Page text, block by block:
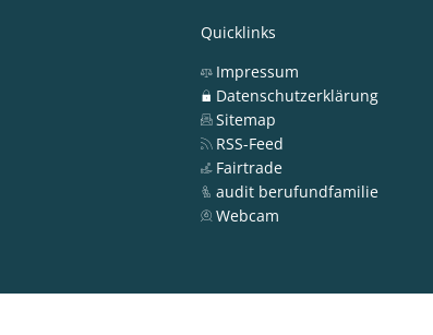
Quicklinks
Impressum
Datenschutzerklärung
Sitemap
RSS-Feed
Fairtrade
audit berufundfamilie
Webcam